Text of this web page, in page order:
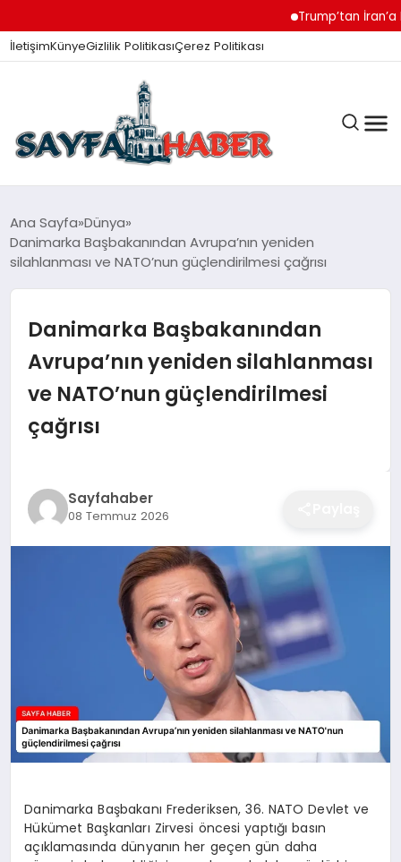
Trump’tan İran’a
İletişimKünyeGizlilik PolitikasıÇerez Politikası
ANA SAYFA
GÜNDEM
İZMIR HABERLERI
EĞITIM
EKONOMI
SAĞLIK
DIĞER
Ana Sayfa Dünya
Danimarka Başbakanından Avrupa’nın yeniden
silahlanması ve NATO’nun güçlendirilmesi çağrısı
Danimarka Başbakanından
Avrupa’nın yeniden silahlanması
ve NATO’nun güçlendirilmesi
çağrısı
Sayfahaber
08 Temmuz 2026
Danimarka Başbakanı Frederiksen, 36. NATO Devlet ve
Hükümet Başkanları Zirvesi öncesi yaptığı basın
açıklamasında dünyanın her geçen gün daha